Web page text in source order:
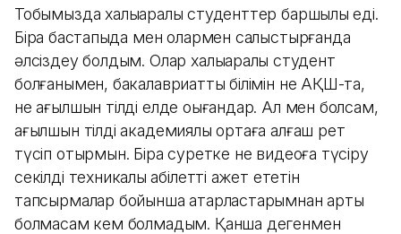
Тобымызда халықаралық студенттер баршылық еді.
Бірақ бастапқыда мен олармен салыстырғанда
әлсіздеу болдым. Олар халықаралық студент
болғанымен, бакалавриаттық білімін не АҚШ-та,
не ағылшын тілді елде оқығандар. Ал мен болсам,
ағылшын тілді академиялық ортаға алғаш рет
түсіп отырмын. Бірақ суретке не видеоға түсіру
секілді техникалық қабілетті қажет ететін
тапсырмалар бойынша қатарластарымнан артық
болмасам кем болмадым. Қанша дегенмен